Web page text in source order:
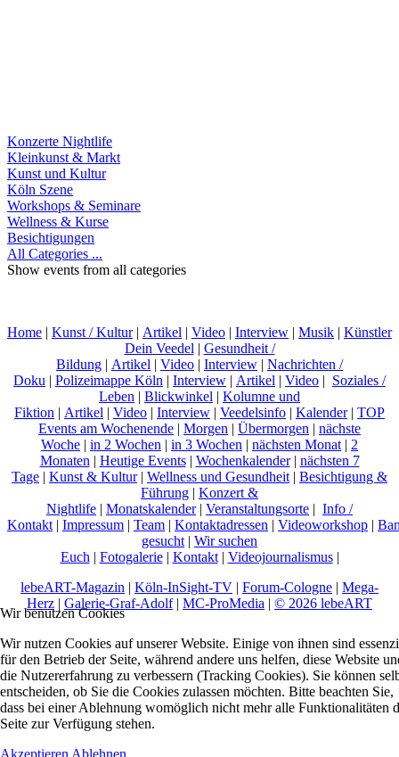
Konzerte Nightlife
Kleinkunst & Markt
Kunst und Kultur
Köln Szene
Workshops & Seminare
Wellness & Kurse
Besichtigungen
All Categories ...
Show events from all categories
Home | Kunst / Kultur| Artikel | Video | Interview | Musik | Künstler
Dein Veedel | Gesundheit /
Bildung | Artikel | Video | Interview | Nachrichten /
Doku | Polizeimappe Köln | Interview | Artikel | Video | Soziales /
Leben | Blickwinkel | Kolumne und
Fiktion | Artikel | Video | Interview | Veedelsinfo | Kalender| TOP
Events am Wochenende | Morgen | Übermorgen | nächste
Woche | in 2 Wochen | in 3 Wochen | nächsten Monat | 2
Monaten | Heutige Events| Wochenkalender| nächsten 7
Tage | Kunst & Kultur| Wellness und Gesundheit | Besichtigung &
Führung | Konzert &
Nightlife | Monatskalender| Veranstaltungsorte | Info /
Kontakt | Impressum | Team | Kontaktadressen | Videoworkshop |
gesucht | Wir suchen
Euch | Fotogalerie| Kontakt| Videojournalismus|
lebeART-Magazin | Köln-InSight-TV | Forum-Cologne | Mega-
Herz | Galerie-Graf-Adolf| MC-ProMedia | © 2026 lebeART
Wir benutzen Cookies
Wir nutzen Cookies auf unserer Website. Einige von ihnen sind
für den Betrieb der Seite, während andere uns helfen, diese Website
die Nutzererfahrung zu verbessern (Tracking Cookies). Sie können
entscheiden, ob Sie die Cookies zulassen möchten. Bitte beachten Sie,
dass bei einer Ablehnung womöglich nicht mehr alle Funktionalitäten
Seite zur Verfügung stehen.
Akzeptieren Ablehnen